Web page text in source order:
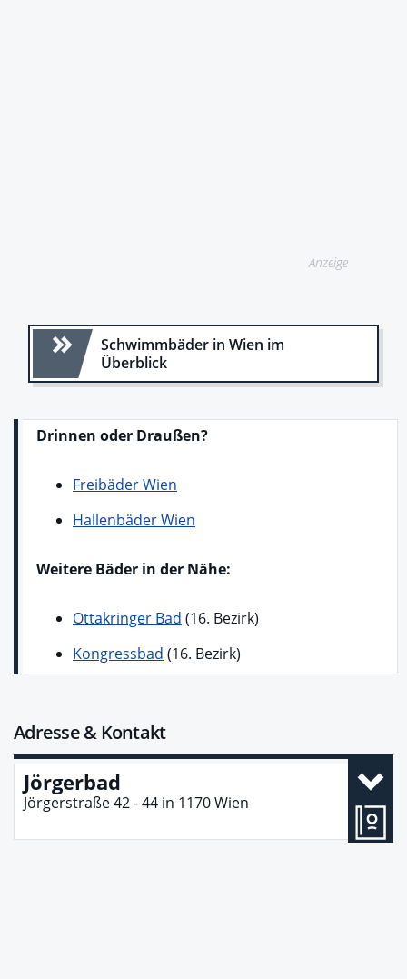
Anzeige
Schwimmbäder in Wien im
Überblick
Drinnen oder Draußen?
Freibäder Wien
Hallenbäder Wien
Weitere Bäder in der Nähe:
Ottakringer Bad (16. Bezirk)
Kongressbad (16. Bezirk)
Adresse & Kontakt
Jörgerbad
Jörgerstraße 42 - 44 in 1170Wien